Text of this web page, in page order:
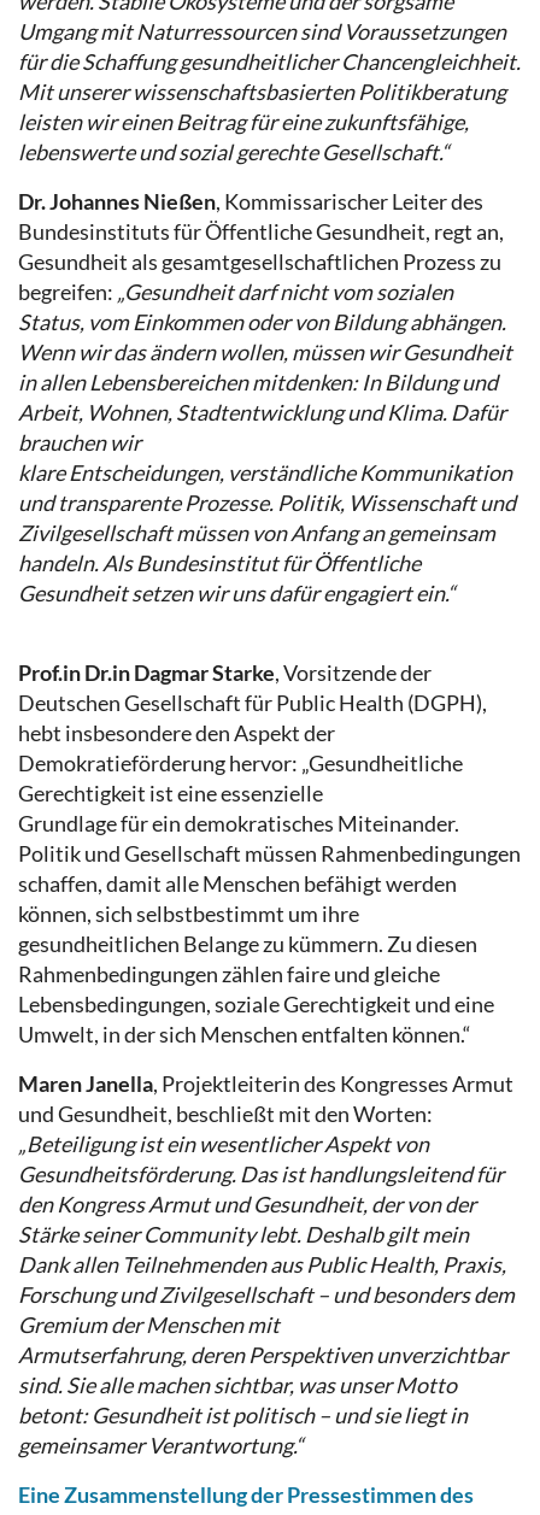
Umgang mit Naturressourcen sind Voraussetzungen
für die Schaffung gesundheitlicher Chancengleichheit.
Mit unserer wissenschaftsbasierten Politikberatung
leisten wir einen Beitrag für eine zukunftsfähige,
lebenswerte und sozial gerechte Gesellschaft.“
Dr. Johannes Nießen, Kommissarischer Leiter des
Bundesinstituts für Öffentliche Gesundheit, regt an,
Gesundheit als gesamtgesellschaftlichen Prozess zu
begreifen: „Gesundheit darf nicht vom sozialen
Status, vom Einkommen oder von Bildung abhängen.
Wenn wir das ändern wollen, müssen wir Gesundheit
in allen Lebensbereichen mitdenken: In Bildung und
Arbeit, Wohnen, Stadtentwicklung und Klima. Dafür
brauchen wir
klare Entscheidungen, verständliche Kommunikation
und transparente Prozesse. Politik, Wissenschaft und
Zivilgesellschaft müssen von Anfang an gemeinsam
handeln. Als Bundesinstitut für Öffentliche
Gesundheit setzen wir uns dafür engagiert ein.“
Prof.in Dr.in Dagmar Starke, Vorsitzende der
Deutschen Gesellschaft für Public Health (DGPH),
hebt insbesondere den Aspekt der
Demokratieförderung hervor: „Gesundheitliche
Gerechtigkeit ist eine essenzielle
Grundlage für ein demokratisches Miteinander.
Politik und Gesellschaft müssen Rahmenbedingungen
schaffen, damit alle Menschen befähigt werden
können, sich selbstbestimmt um ihre
gesundheitlichen Belange zu kümmern. Zu diesen
Rahmenbedingungen zählen faire und gleiche
Lebensbedingungen, soziale Gerechtigkeit und eine
Umwelt, in der sich Menschen entfalten können.“
Maren Janella, Projektleiterin des Kongresses Armut
und Gesundheit, beschließt mit den Worten:
„Beteiligung ist ein wesentlicher Aspekt von
Gesundheitsförderung. Das ist handlungsleitend für
den Kongress Armut und Gesundheit, der von der
Stärke seiner Community lebt. Deshalb gilt mein
Dank allen Teilnehmenden aus Public Health, Praxis,
Forschung und Zivilgesellschaft – und besonders dem
Gremium der Menschen mit
Armutserfahrung, deren Perspektiven unverzichtbar
sind. Sie alle machen sichtbar, was unser Motto
betont: Gesundheit ist politisch – und sie liegt in
gemeinsamer Verantwortung.“
Eine Zusammenstellung der Pressestimmen des